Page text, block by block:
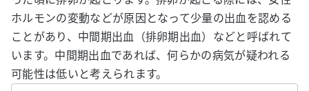
ホルモンの変動などが原因となって少量の出血を認める
ことがあり、中間期出血（排卵期出血）などと呼ばれて
います。中間期出血であれば、何らかの病気が疑われる
可能性は低いと考えられます。